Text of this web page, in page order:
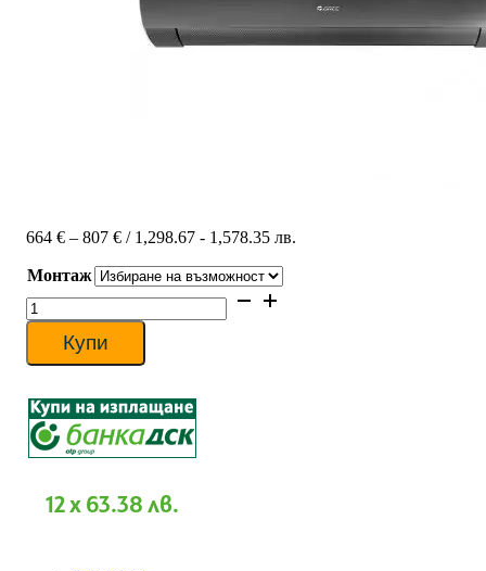
664 € – 807 €Price
664 €
through
/ 1,298.67 - 1,578.35 лв.
Монтаж
количество
за
Инверторен
климатик
K6DNA1F-
I/GWH09AFC-
K6DNA2F-
Купи
12 x 63.38 лв.